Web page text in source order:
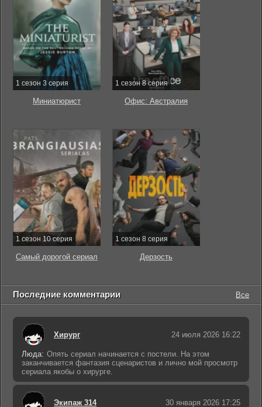
1 сезон 3 серия
Миниатюрист
1 сезон 8 серия
Офис: Австралия
1 сезон 10 серия
Самый дорогой сериал
1 сезон 8 серия
Дерзость
Последние комментарии Все
Хирург 24 июля 2026 16:22
Люда: Опять сериал начинается с постели. На этом
заканчивается фантазия сценаристов и лично мой просмотр
сериала якобы о хирурге.
Экипаж 314 30 января 2026 17:25